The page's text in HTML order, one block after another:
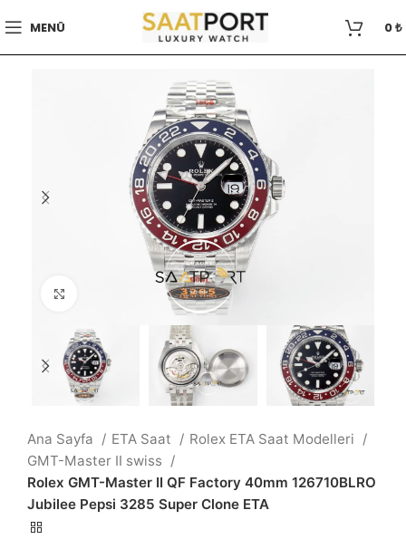
MENÜ 0₺
Büyütmek için tıklayın
Ana Sayfa ETA Saat
Rolex ETA Saat Modelleri
GMT-Master II swiss
Rolex GMT-Master II QF Factory 40mm 126710BLRO
Jubilee Pepsi 3285 Super Clone ETA